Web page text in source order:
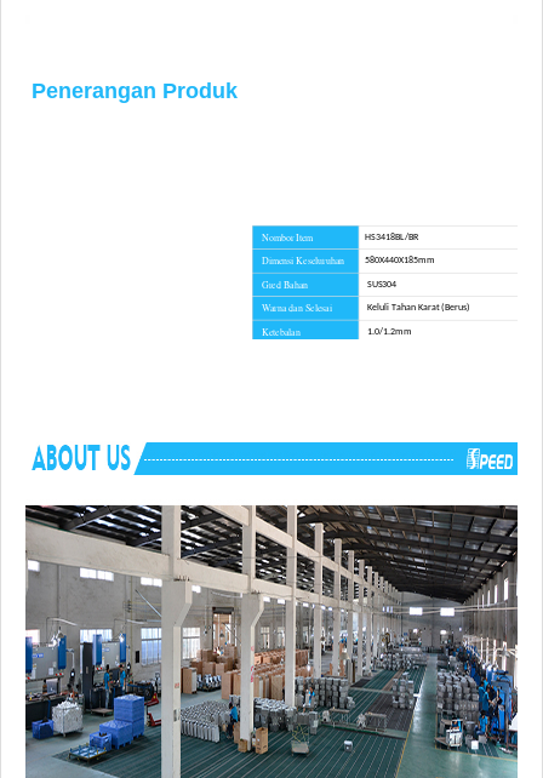
Penerangan Produk
Nombor Item HS3418BL/BR
Dimensi Keseluruhan 580X440X185mm
Gred Bahan SUS304
Warna dan Selesai Keluli Tahan Karat (Berus)
Ketebalan 1.0/1.2mm
paip longkang, papan pemotong untuk